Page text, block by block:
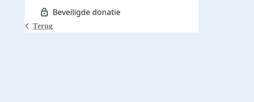
Terug